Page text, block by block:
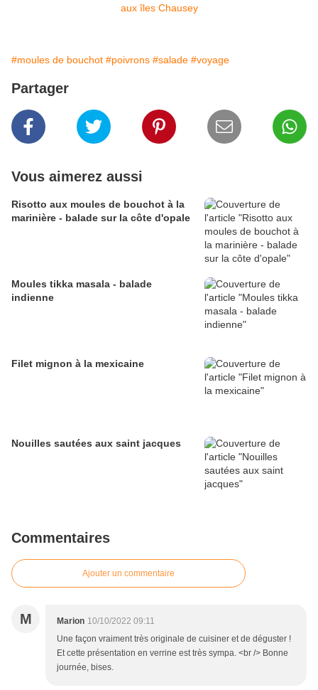
#moules de bouchot #poivrons #salade #voyage
Partager
Vous aimerez aussi
Risotto aux moules de bouchot à la
marinière - balade sur la côte d'opale
Moules tikka masala - balade
indienne
Filet mignon à la mexicaine
Nouilles sautées aux saint jacques
Commentaires
Ajouter un commentaire
M Marion 10/10/2022 09:11
Une façon vraiment très originale de cuisiner et de déguster !
Et cette présentation en verrine est très sympa. <br /> Bonne
journée, bises.